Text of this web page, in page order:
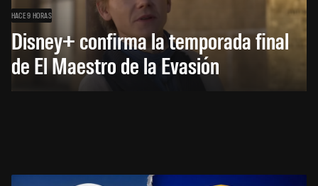
HACE 9 HORAS
Disney+ confirma la temporada final
de El Maestro de la Evasión